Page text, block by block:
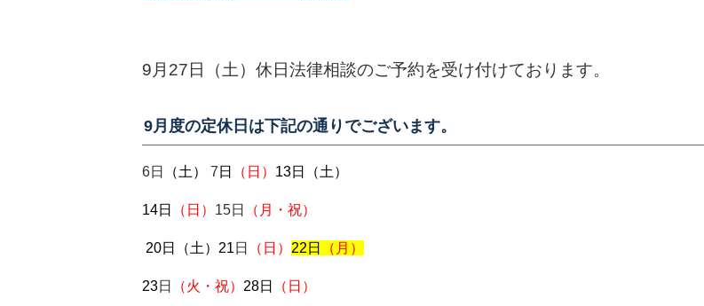
9月27日（土）休日法律相談のご予約を受け付けております。
9月度の定休日は下記の通りでございます。
6日 （土） 7 日 （日） 13日 （土）
14日 （日） 15日 （月・祝）
20日 （土） 21 日 （日） 22日 （月）
23日 （火・祝） 28日 （日）